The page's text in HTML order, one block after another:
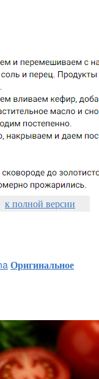
к полной версии
Оригинальное